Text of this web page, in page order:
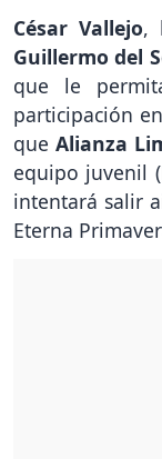
César Vallejo,
Guillermo del
que le
participación
queAlianza
equipo juvenil
intentará salir
Eterna